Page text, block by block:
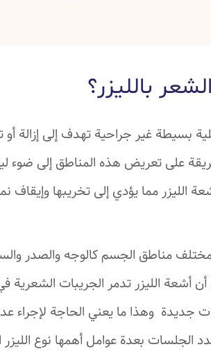
بالليزر؟
بسيطة غير جراحية تهدف إلى
على تعريض هذه المناطق إلى ضوء
الليزر مما يؤدي إلى تخريبها وإيقاف
مناطق الجسم كالوجه والصدر
أشعة الليزر تدمر الجريبات الشعرية
جديدة وهذا ما يعني الحاجة لإجراء
الجلسات بعدة عوامل أهمها نوع